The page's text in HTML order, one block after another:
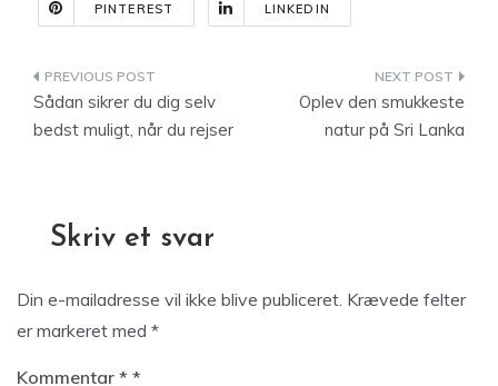
PINTEREST LINKEDIN
Indlægsnavigation
Sådan sikrer du dig selv
bedst muligt, når du rejser
Oplev den smukkeste
natur på Sri Lanka
Skriv et svar
Din e-mailadresse vil ikke blive publiceret. Krævede felter
er markeret med *
Kommentar *